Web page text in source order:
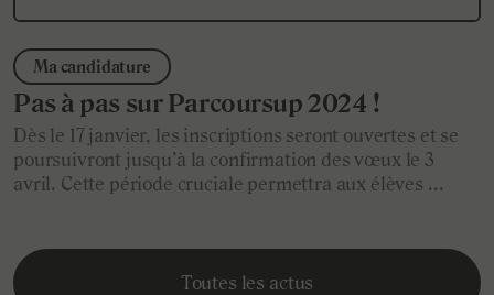
Ma candidature
Pas à pas sur Parcoursup 2024 !
Dès le 17 janvier, les inscriptions seront ouvertes et se
poursuivront jusqu’à la confirmation des vœux le 3
avril. Cette période cruciale permettra aux élèves ...
Toutes les actus